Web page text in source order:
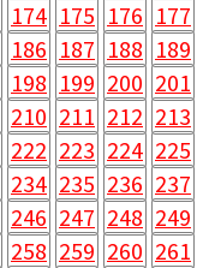
174 175 176 177
186 187 188 189
198 199 200 201
210 211 212 213
222 223 224 225
234 235 236 237
246 247 248 249
258 259 260 261